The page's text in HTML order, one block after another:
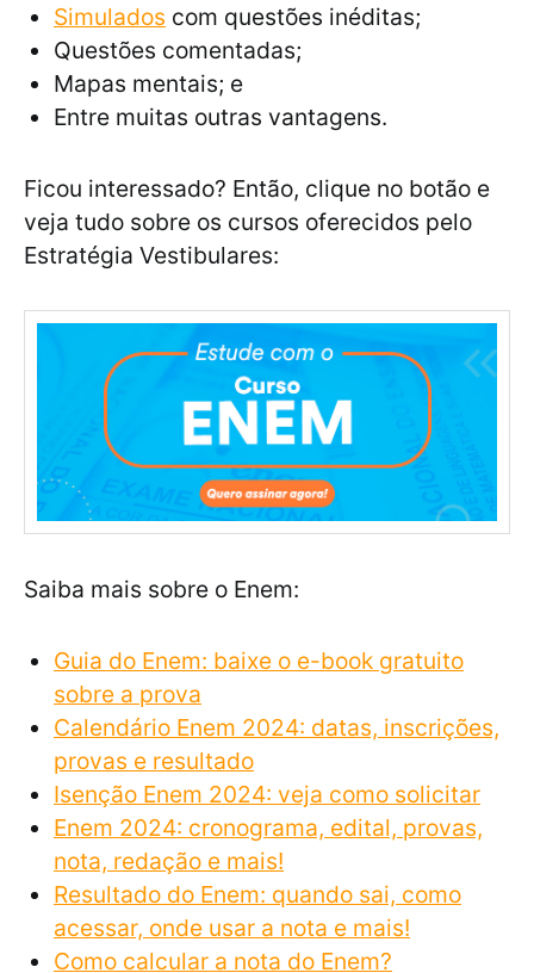
Simulados com questões inéditas;
Questões comentadas;
Mapas mentais; e
Entre muitas outras vantagens.
Ficou interessado? Então, clique no botão e
veja tudo sobre os cursos oferecidos pelo
Estratégia Vestibulares:
Saiba mais sobre o Enem:
Guia do Enem: baixe o e-book gratuito
sobre a prova
Calendário Enem 2024: datas, inscrições,
provas e resultado
Isenção Enem 2024: veja como solicitar
Enem 2024: cronograma, edital, provas,
nota, redação e mais!
Resultado do Enem: quando sai, como
acessar, onde usar a nota e mais!
Como calcular a nota do Enem?